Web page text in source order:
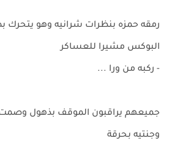
رمقه حمزه بنظرات شرانيه وهو يتحرك
البوكس مشيرا للعساكر
- ركبه من ورا ...
جميعهم يراقبون الموقف بذهول وصمت
وجنتيه بحرقة